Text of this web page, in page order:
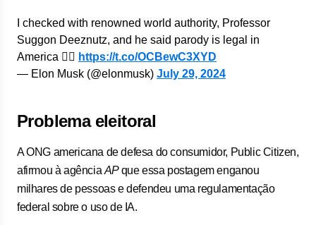
I checked with renowned world authority, Professor
Suggon Deeznutz, and he said parody is legal in
America 🤷‍♂️ https://t.co/OCBewC3XYD
— Elon Musk (@elonmusk) July 29, 2024
Problema eleitoral
A ONG americana de defesa do consumidor, Public Citizen,
afirmou à agência APque essa postagem enganou
milhares de pessoas e defendeu uma regulamentação
federal sobre o uso de IA.